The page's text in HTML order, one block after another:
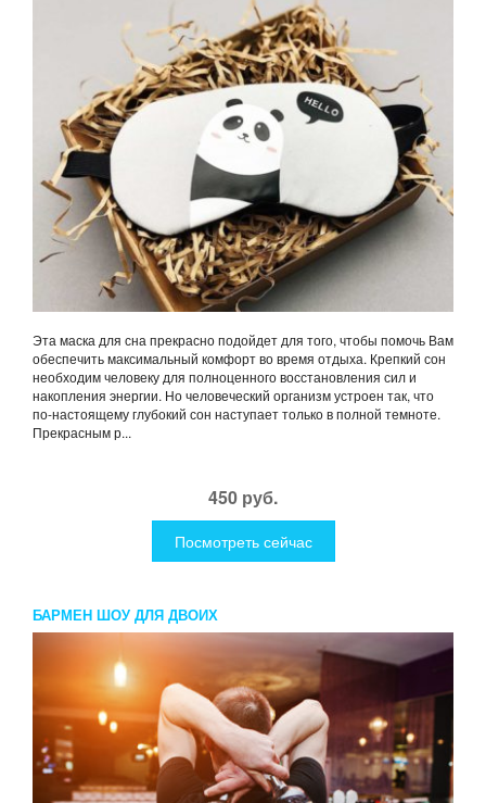
Эта маска для сна прекрасно подойдет для того, чтобы помочь Вам
обеспечить максимальный комфорт во время отдыха. Крепкий сон
необходим человеку для полноценного восстановления сил и
накопления энергии. Но человеческий организм устроен так, что
по-настоящему глубокий сон наступает только в полной темноте.
Прекрасным р...
450 руб.
Посмотреть сейчас
БАРМЕН ШОУ ДЛЯ ДВОИХ